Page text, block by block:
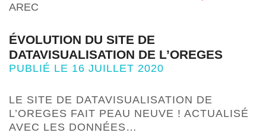
AREC
ÉVOLUTION DU SITE DE
DATAVISUALISATION DE L’OREGES
PUBLIÉ LE 16 JUILLET 2020
LE SITE DE DATAVISUALISATION DE
L’OREGES FAIT PEAU NEUVE ! ACTUALISÉ
AVEC LES DONNÉES…